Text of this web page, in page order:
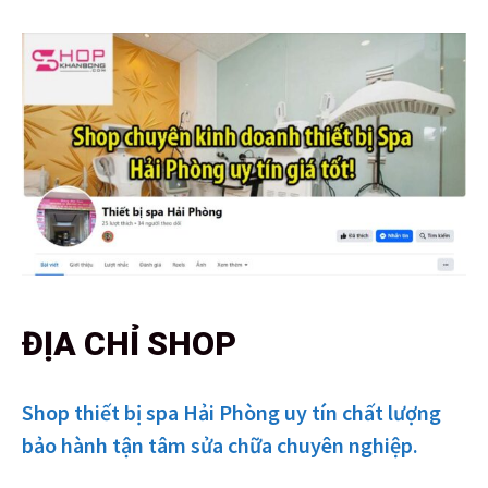
ĐỊA CHỈ SHOP
Shop thiết bị spa Hải Phòng uy tín chất lượng
bảo hành tận tâm sửa chữa chuyên nghiệp.